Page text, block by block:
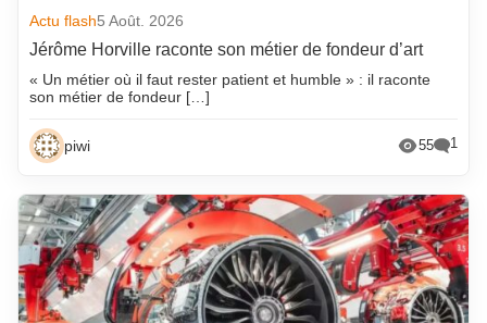
Actu flash5 Août. 2026
Jérôme Horville raconte son métier de fondeur d’art
« Un métier où il faut rester patient et humble » : il raconte
son métier de fondeur […]
piwi 55 1